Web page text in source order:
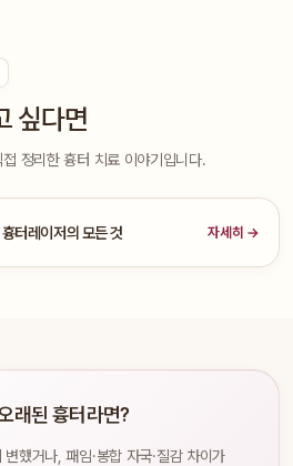
싶다면
정리한 흉터 치료 이야기입니다.
터레이저의 모든 것 자세히 →
래된 흉터라면?
했거나, 패임·봉합 자국·질감 차이가